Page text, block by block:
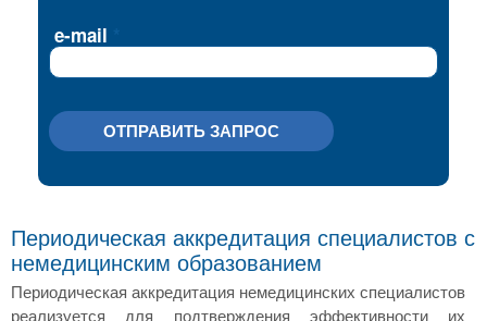
e-mail
ОТПРАВИТЬ ЗАПРОС
Периодическая аккредитация специалистов с
немедицинским образованием
Периодическая аккредитация немедицинских специалистов
реализуется для подтверждения эффективности их